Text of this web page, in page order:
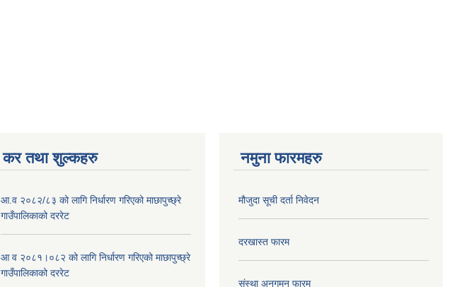
कर तथा शुल्कहरु
आ.व २०८२/८३ को लागि निर्धारण गरिएको माछापुच्छ्रे
गाउँपालिकाको दररेट
आ व २०८१।०८२ को लागि निर्धारण गरिएको माछापुच्छ्रे
गाउँपालिकाको दररेट
नमुना फारमहरु
मौजुदा सूची दर्ता निवेदन
दरखास्त फारम
संस्था अनुगमन फारम